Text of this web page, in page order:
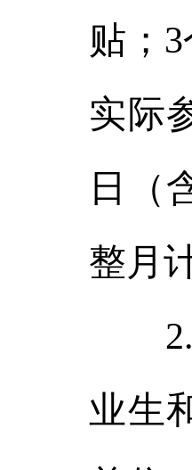
贴；
实际
日（
整月
2.
业生